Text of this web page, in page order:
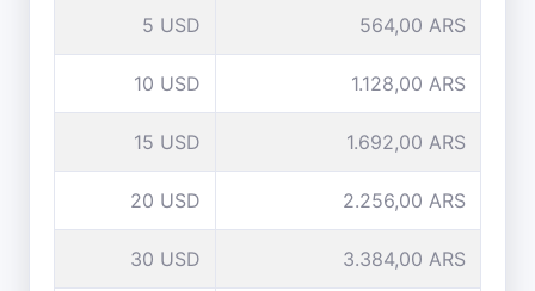
5 USD 564,00 ARS
10 USD 1.128,00 ARS
15 USD 1.692,00 ARS
20 USD 2.256,00 ARS
30 USD 3.384,00 ARS